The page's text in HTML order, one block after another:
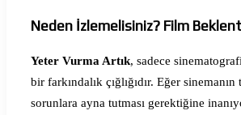
Neden İzlemelisiniz? Film
Yeter Vurma Artık, sadece
bir farkındalık çığlığıdır. Eğer
sorunlara ayna tutması gerektiğine